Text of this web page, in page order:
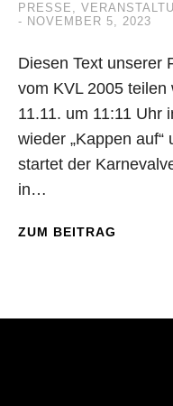
PRESSE ,
NOVEMBER 5, 2023
Diesen Text unserer
vom KVL 2005 teilen
11.11. um 11:11 Uhr
wieder „Kappen
startet der
in…
ZUM BEITRAG